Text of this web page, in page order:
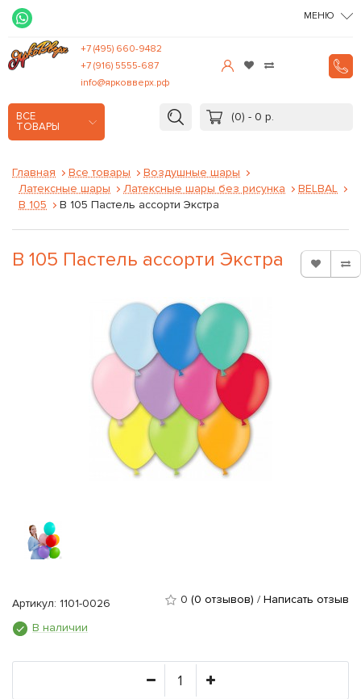
МЕНЮ
+7 (495) 660-9482
+7 (916) 5555-687
info@ярковверх.рф
ВСЕ
ТОВАРЫ
(0) - 0 р.
Главная Все товары
Воздушные шары
Латексные шары
Латексные шары без рисунка
BELBAL
B 105
В 105 Пастель ассорти Экстра
В 105 Пастель ассорти Экстра
Артикул: 1101-0026 0 (0 отзывов) / Написать отзыв
В наличии